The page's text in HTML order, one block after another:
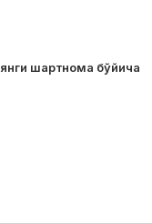
шартнома бўйича